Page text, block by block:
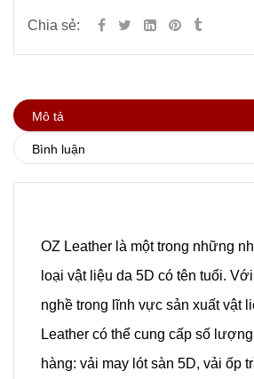
Chia sẻ:
Mô tả
Bình luận
OZ Leather là một trong những
loại vật liệu da 5D có tên tuổi.
nghề trong lĩnh vực sản xuất vật
Leather có thể cung cấp số
hàng: vải may lót sàn 5D, vải ốp